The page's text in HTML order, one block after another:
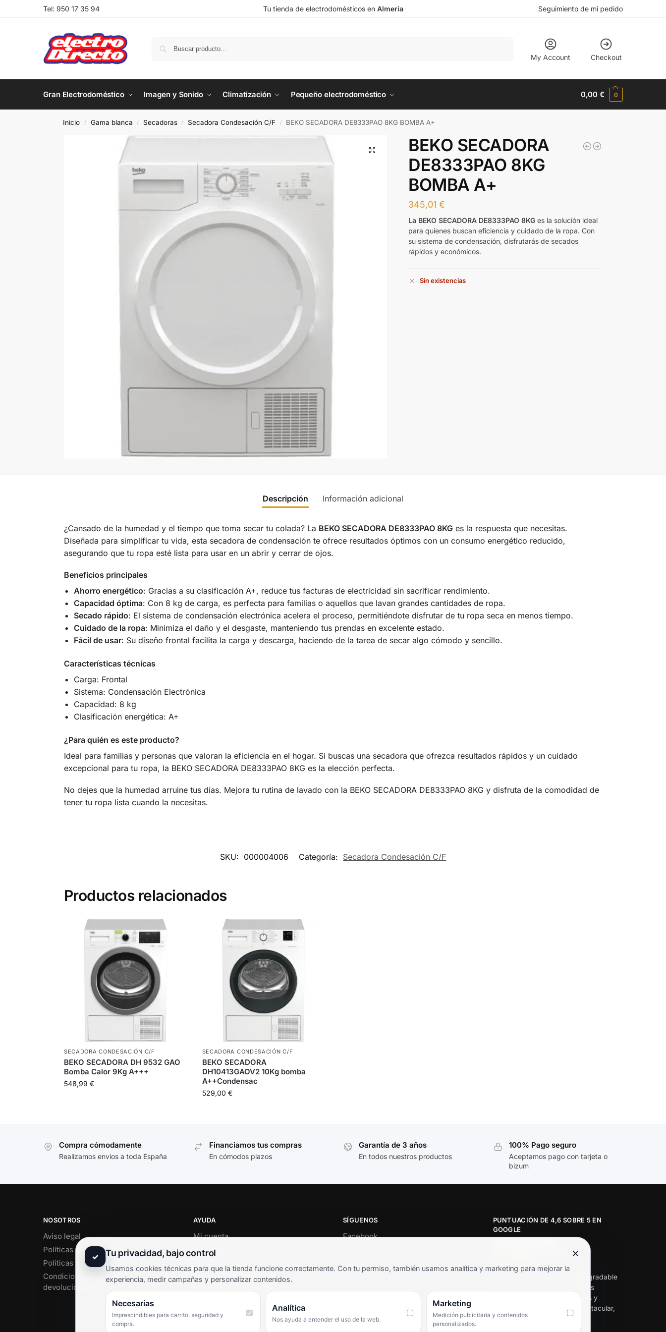
Tel: 950 17 35 94 Tu tienda de electrodomésticos en Almería Seguimiento de mi pedido
My Account Checkout
Gran Electrodoméstico Imagen y Sonido Climatización Pequeño electrodoméstico 0,00€ 0
Inicio / Gama blanca / Secadoras / Secadora Condesación C/F / BEKO SECADORA DE8333PAO 8KG BOMBA A+
BEKO SECADORA
DE8333PAO 8KG
BOMBA A+
345,01€
La BEKO SECADORA DE8333PAO 8KG es la solución ideal
para quienes buscan eficiencia y cuidado de la ropa. Con
su sistema de condensación, disfrutarás de secados
rápidos y económicos.
Sin existencias
Descripción Información adicional
¿Cansado de la humedad y el tiempo que toma secar tu colada? La BEKO SECADORA DE8333PAO 8KGes la respuesta que necesitas.
Diseñada para simplificar tu vida, esta secadora de condensación te ofrece resultados óptimos con un consumo energético reducido,
asegurando que tu ropa esté lista para usar en un abrir y cerrar de ojos.
Beneficios principales
Ahorro energético: Gracias a su clasificación A+, reduce tus facturas de electricidad sin sacrificar rendimiento.
Capacidad óptima: Con 8 kg de carga, es perfecta para familias o aquellos que lavan grandes cantidades de ropa.
Secado rápido: El sistema de condensación electrónica acelera el proceso, permitiéndote disfrutar de tu ropa seca en menos tiempo.
Cuidado de la ropa: Minimiza el daño y el desgaste, manteniendo tus prendas en excelente estado.
Fácil de usar: Su diseño frontal facilita la carga y descarga, haciendo de la tarea de secar algo cómodo y sencillo.
Características técnicas
Carga: Frontal
Sistema: Condensación Electrónica
Capacidad: 8 kg
Clasificación energética: A+
¿Para quién es este producto?
Ideal para familias y personas que valoran la eficiencia en el hogar. Si buscas una secadora que ofrezca resultados rápidos y un cuidado
excepcional para tu ropa, la BEKO SECADORA DE8333PAO 8KG es la elección perfecta.
No dejes que la humedad arruine tus días. Mejora tu rutina de lavado con la BEKO SECADORA DE8333PAO 8KG y disfruta de la comodidad de
tener tu ropa lista cuando la necesitas.
SKU: 000004006 Categoría: Secadora Condesación C/F
Productos relacionados
SECADORA CONDESACIÓN C/F
BEKO SECADORA DH 9532 GAO
Bomba Calor 9Kg A+++
548,99 €
SECADORA CONDESACIÓN C/F
BEKO SECADORA
DH10413GAOV2 10Kg bomba
A++Condensac
529,00 €
Compra cómodamente
Realizamos envíos a toda España
Financiamos tus compras
En cómodos plazos
Garantía de 3 años
En todos nuestros productos
100% Pago seguro
Aceptamos pago con tarjeta o
bizum
NOSOTROS
Aviso legal
Políticas de privacidad
Políticas de cookies
Condiciones de envío y
devoluciones
AYUDA
Mi cuenta
Soporte al cliente
Términos y condiciones
Preguntas frecuentes
SÍGUENOS
Facebook
PUNTUACIÓN DE 4,6 SOBRE 5 EN
GOOGLE
★★★★★
«Servicio de calidad y trato agradable
con precios excelentes. Hemos
comprado en varias ocasiones y
siempre dan respuesta. Espectacular,
servicio de 10.»
✓ Tu privacidad, bajo control ×
Usamos cookies técnicas para que la tienda funcione correctamente. Con tu permiso, también usamos analítica y marketing para mejorar la
experiencia, medir campañas y personalizar contenidos.
Necesarias
Imprescindibles para carrito, seguridad y
compra.
Analítica
Nos ayuda a entender el uso de la web.
Marketing
Medición publicitaria y contenidos
personalizados.